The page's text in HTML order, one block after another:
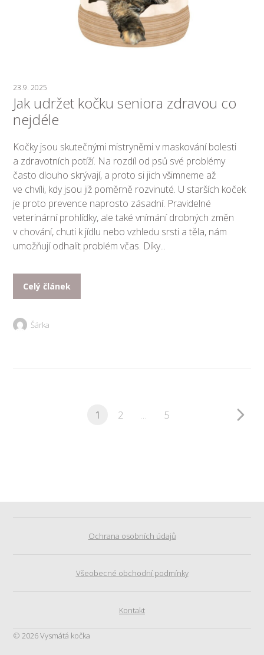
23.9. 2025
Jak udržet kočku seniora zdravou co
nejdéle
Kočky jsou skutečnými mistryněmi v maskování bolesti
a zdravotních potíží. Na rozdíl od psů své problémy
často dlouho skrývají, a proto si jich všimneme až
ve chvíli, kdy jsou již poměrně rozvinuté. U starších koček
je proto prevence naprosto zásadní. Pravidelné
veterinární prohlídky, ale také vnímání drobných změn
v chování, chuti k jídlu nebo vzhledu srsti a těla, nám
umožňují odhalit problém včas. Díky...
Celý článek
Šárka
1 2 … 5
Ochrana osobních údajů
Všeobecné obchodní podmínky
Kontakt
© 2026 Vysmátá kočka